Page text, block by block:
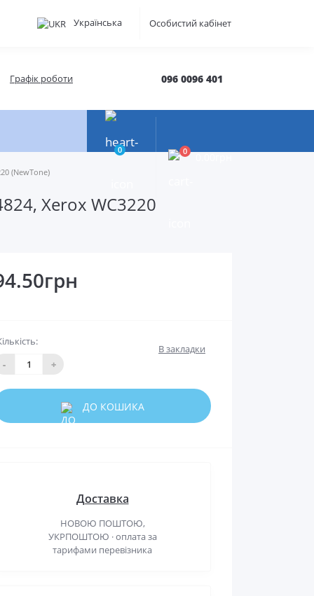
Українська Особистий кабінет
Графік роботи 096 0096 401
0 0
(NewTone)
Xerox WC3220
-
+
В закладки
ДО КОШИКА
Доставка
НОВОЮ ПОШТОЮ,
УКРПОШТОЮ · оплата за
тарифами перевізника